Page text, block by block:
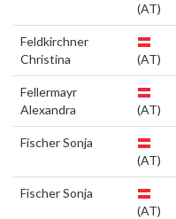
(AT)
Feldkirchner
Christina
(AT)
Fellermayr
Alexandra
(AT)
Fischer Sonja
(AT)
Fischer Sonja
(AT)